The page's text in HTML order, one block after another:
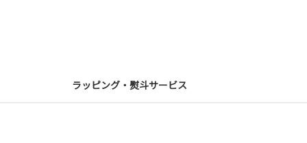
ラッピング・熨斗サービス